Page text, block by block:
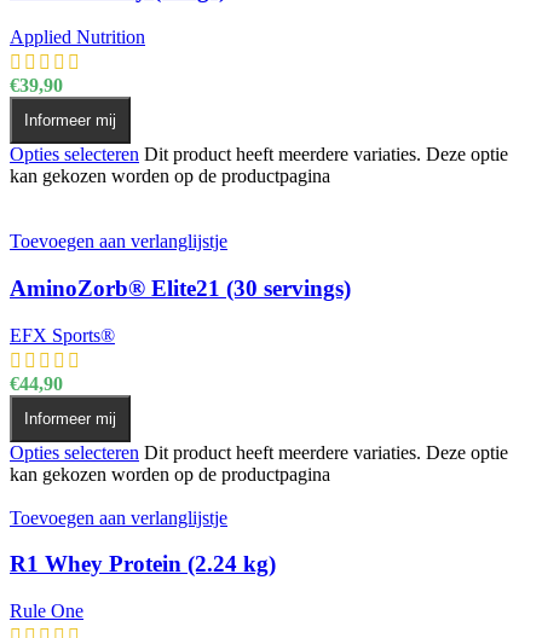
Applied Nutrition
€39,90
Informeer mij
Opties selecteren Dit product heeft meerdere variaties. Deze optie
kan gekozen worden op de productpagina
Toevoegen aan verlanglijstje
AminoZorb® Elite21 (30 servings)
EFX Sports®
€44,90
Informeer mij
Opties selecteren Dit product heeft meerdere variaties. Deze optie
kan gekozen worden op de productpagina
Toevoegen aan verlanglijstje
R1 Whey Protein (2.24 kg)
Rule One